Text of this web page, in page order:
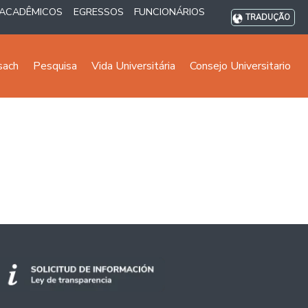
EGRESSOS FUNCIONÁRIOS TRADUÇÃO
Pesquisa Vida Universitária Consejo Universitario